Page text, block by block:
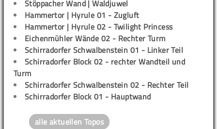
Stöppacher Wand | Waldjuwel
Hammertor | Hyrule 01 - Zugluft
Hammertor | Hyrule 02 - Twilight Princess
Eichenmühler Wände 02 - Rechter Turm
Schirradorfer Schwalbenstein 01 - Linker Teil
Schirradorfer Block 02 - rechter Wandteil und
Turm
Schirradorfer Schwalbenstein 02 - Rechter Teil
Schirradorfer Block 01 - Hauptwand
alle aktuellen Topos